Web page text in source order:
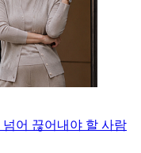
어 끊어내야 할 사람